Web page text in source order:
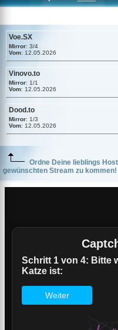
Voe.SX
Mirror: 3/4
Vom: 12.05.2026
Vinovo.to
Mirror: 1/1
Vom: 12.05.2026
Dood.to
Mirror: 1/3
Vom: 12.05.2026
Ordne Deine lieblings
gewünschten Stream zu kommen!